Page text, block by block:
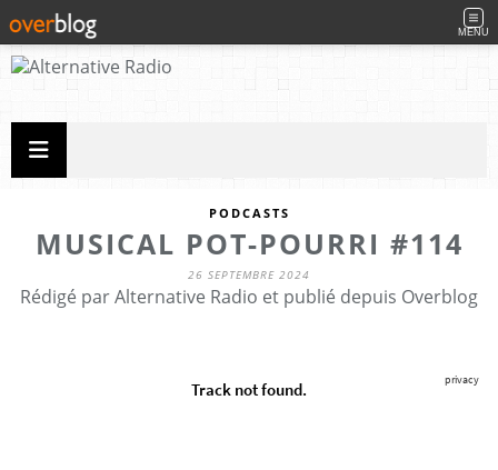
MENU
PODCASTS
MUSICAL POT-POURRI #114
26 SEPTEMBRE 2024
Rédigé par Alternative Radio et publié depuis Overblog